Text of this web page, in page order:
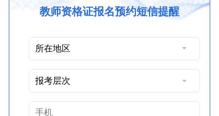
教师资格证报名预约短信提醒